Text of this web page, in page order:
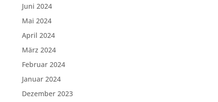
Juni 2024
Mai 2024
April 2024
März 2024
Februar 2024
Januar 2024
Dezember 2023